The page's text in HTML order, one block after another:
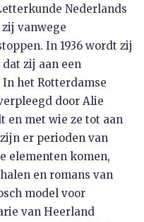
Nederlands
vanwege
In 1936 wordt zij
zij aan een
het Rotterdamse
door Alie
en met wie ze tot aan
er perioden van
elementen komen,
en romans van
model voor
van Heerland